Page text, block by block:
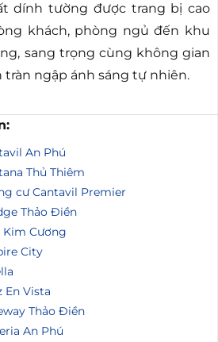
dính tường được trang bị cao
khách, phòng ngủ đến khu
sang trọng cùng không gian
tràn ngập ánh sáng tự nhiên.
An Phú
Thủ Thiêm
cư Cantavil Premier
Thảo Điền
Cương
City
En Vista
Thảo Điền
An Phú